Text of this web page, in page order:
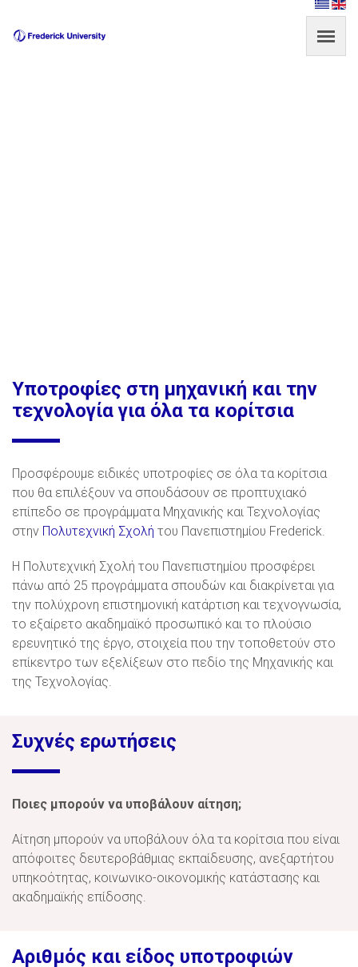
Υποτροφίες στη μηχανική και την
τεχνολογία για όλα τα κορίτσια
Προσφέρουμε ειδικές υποτροφίες σε όλα τα κορίτσια
που θα επιλέξουν να σπουδάσουν σε προπτυχιακό
επίπεδο σε προγράμματα Μηχανικής και Τεχνολογίας
στην Πολυτεχνική Σχολή του Πανεπιστημίου Frederick.
H Πολυτεχνική Σχολή του Πανεπιστημίου προσφέρει
πάνω από 25 προγράμματα σπουδών και διακρίνεται για
την πολύχρονη επιστημονική κατάρτιση και τεχνογνωσία,
το εξαίρετο ακαδημαϊκό προσωπικό και το πλούσιο
ερευνητικό της έργο, στοιχεία που την τοποθετούν στο
επίκεντρο των εξελίξεων στο πεδίο της Μηχανικής και
της Τεχνολογίας.
Συχνές ερωτήσεις
Ποιες μπορούν να υποβάλουν αίτηση;
Αίτηση μπορούν να υποβάλουν όλα τα κορίτσια που είναι
απόφοιτες δευτεροβάθμιας εκπαίδευσης, ανεξαρτήτου
υπηκοότητας, κοινωνικο-οικονομικής κατάστασης και
ακαδημαϊκής επίδοσης.
Αριθμός και είδος υποτροφιών